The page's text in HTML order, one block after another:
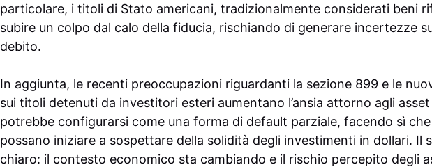
particolare, i titoli di Stato americani, tradizionalmente considerati beni
subire un colpo dal calo della fiducia, rischiando di generare incertezze
debito.
In aggiunta, le recenti preoccupazioni riguardanti la sezione 899 e le
sui titoli detenuti da investitori esteri aumentano l’ansia attorno agli
potrebbe configurarsi come una forma di default parziale, facendo sì
possano iniziare a sospettare della solidità degli investimenti in dollari. Il
chiaro: il contesto economico sta cambiando e il rischio percepito degli